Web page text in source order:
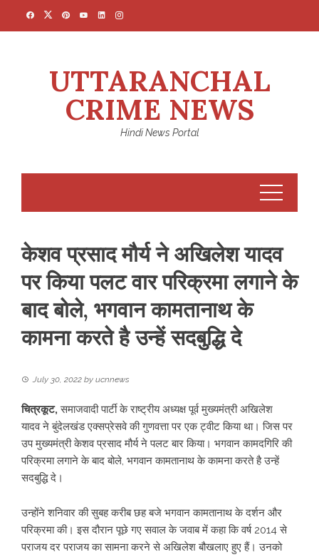
UTTARANCHAL
CRIME NEWS
Hindi News Portal
केशव प्रसाद मौर्य ने अखिलेश यादव
पर किया पलट वार परिक्रमा लगाने के
बाद बोले, भगवान कामतानाथ के
कामना करते है उन्हें सदबुद्धि दे
July 30, 2022 by ucnnews
चित्रकूट, समाजवादी पार्टी के राष्ट्रीय अध्यक्ष पूर्व मुख्यमंत्री अखिलेश
यादव ने बुंदेलखंड एक्सप्रेसवे की गुणवत्ता पर एक ट्वीट किया था। जिस पर
उप मुख्यमंत्री केशव प्रसाद मौर्य ने पलट बार किया। भगवान कामदगिरि की
परिक्रमा लगाने के बाद बोले, भगवान कामतानाथ के कामना करते है उन्हें
सदबुद्धि दे।
उन्होंने शनिवार की सुबह करीब छह बजे भगवान कामतानाथ के दर्शन और
परिक्रमा की। इस दौरान पूछे गए सवाल के जवाब में कहा कि वर्ष 2014 से
पराजय दर पराजय का सामना करने से अखिलेश बौखलाए हुए हैं। उनको